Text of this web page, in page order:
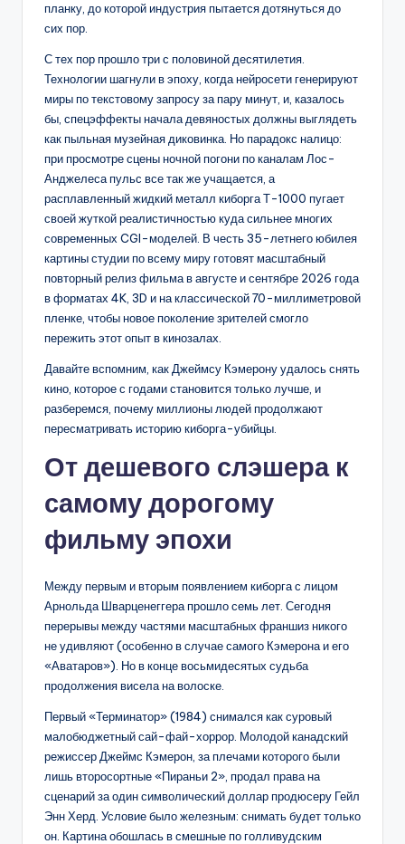
планку, до которой индустрия пытается дотянуться до
сих пор.
С тех пор прошло три с половиной десятилетия.
Технологии шагнули в эпоху, когда нейросети генерируют
миры по текстовому запросу за пару минут, и, казалось
бы, спецэффекты начала девяностых должны выглядеть
как пыльная музейная диковинка. Но парадокс налицо:
при просмотре сцены ночной погони по каналам Лос-
Анджелеса пульс все так же учащается, а
расплавленный жидкий металл киборга Т-1000 пугает
своей жуткой реалистичностью куда сильнее многих
современных CGI-моделей. В честь 35-летнего юбилея
картины студии по всему миру готовят масштабный
повторный релиз фильма в августе и сентябре 2026 года
в форматах 4K, 3D и на классической 70-миллиметровой
пленке, чтобы новое поколение зрителей смогло
пережить этот опыт в кинозалах.
Давайте вспомним, как Джеймсу Кэмерону удалось снять
кино, которое с годами становится только лучше, и
разберемся, почему миллионы людей продолжают
пересматривать историю киборга-убийцы.
От дешевого слэшера к
самому дорогому
фильму эпохи
Между первым и вторым появлением киборга с лицом
Арнольда Шварценеггера прошло семь лет. Сегодня
перерывы между частями масштабных франшиз никого
не удивляют (особенно в случае самого Кэмерона и его
«Аватаров»). Но в конце восьмидесятых судьба
продолжения висела на волоске.
Первый «Терминатор» (1984) снимался как суровый
малобюджетный сай-фай-хоррор. Молодой канадский
режиссер Джеймс Кэмерон, за плечами которого были
лишь второсортные «Пираньи 2», продал права на
сценарий за один символический доллар продюсеру Гейл
Энн Херд. Условие было железным: снимать будет только
он. Картина обошлась в смешные по голливудским